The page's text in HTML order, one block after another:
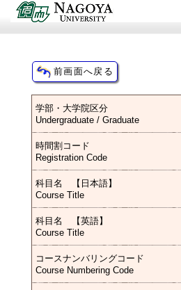
学部・大学院区分
Undergraduate / Graduate
時間割コード
Registration Code
科目名 【日本語】
Course Title
科目名 【英語】
Course Title
コースナンバリングコード
Course Numbering Code